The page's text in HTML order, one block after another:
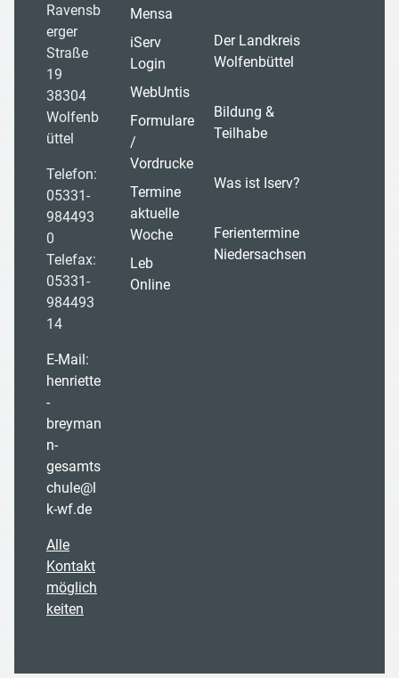
Ravensb
erger
Straße
19
38304
Wolfenb
üttel
Telefon:
05331-
984493
0
Telefax:
05331-
984493
14
E-Mail:
henriette
-
breyman
n-
gesamts
chule@l
k-wf.de
Alle
Kontakt
möglich
keiten
Mensa
iServ
Login
WebUntis
Formulare
/
Vordrucke
Termine
aktuelle
Woche
Leb
Online
Der Landkreis
Wolfenbüttel
Bildung &
Teilhabe
Was ist Iserv?
Ferientermine
Niedersachsen